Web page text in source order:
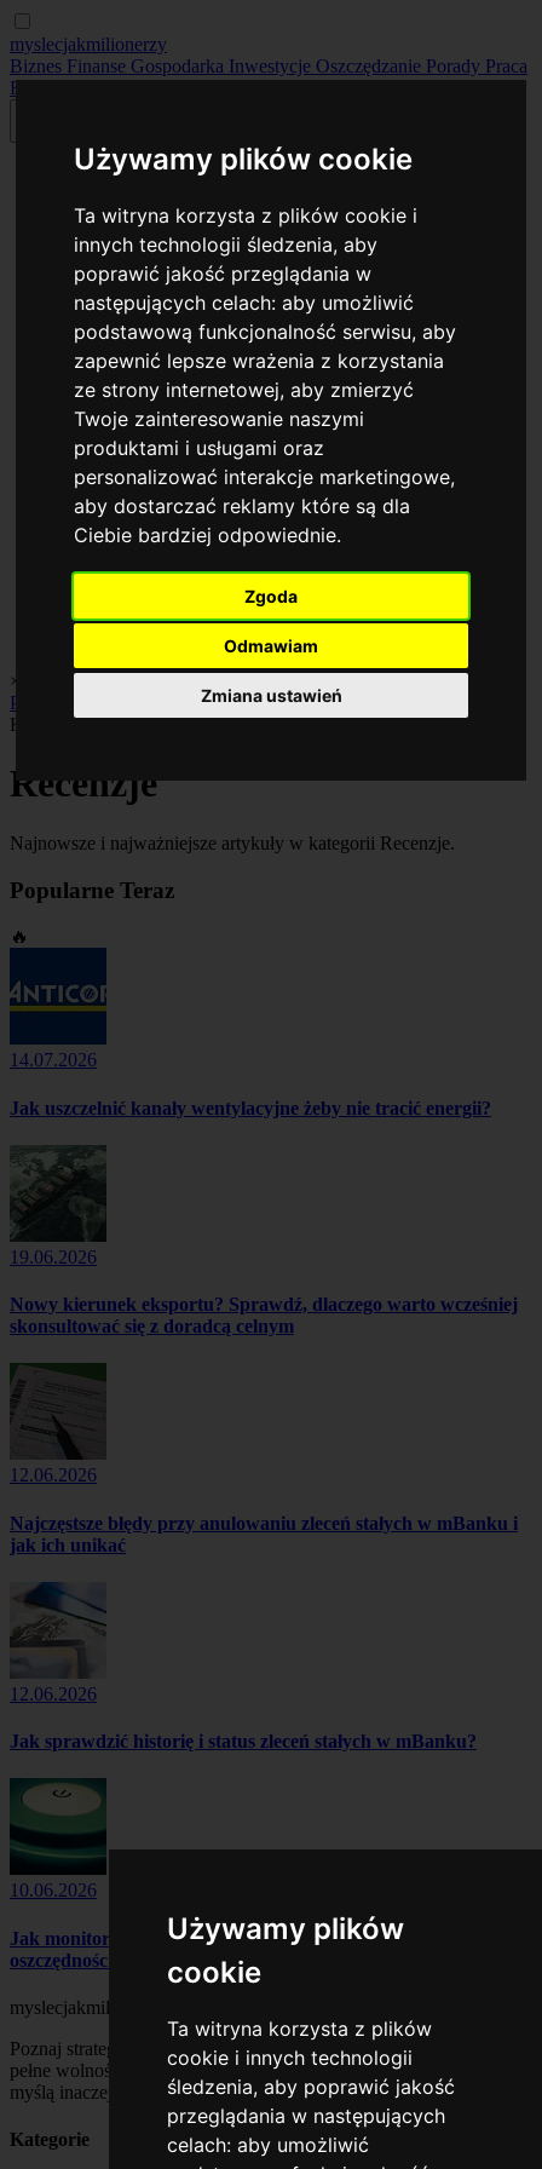
Używamy plików cookie
Ta witryna korzysta z plików cookie i
innych technologii śledzenia, aby
poprawić jakość przeglądania w
następujących celach:aby umożliwić
podstawową funkcjonalność serwisu,aby
zapewnić lepsze wrażenia z korzystania
ze strony internetowej,aby zmierzyć
Twoje zainteresowanie naszymi
produktami i usługami oraz
personalizować interakcje marketingowe,
aby dostarczać reklamy które są dla
Ciebie bardziej odpowiednie.
Zgoda
Odmawiam
Zmiana ustawień
Używamy plików
cookie
Ta witryna korzysta z plików
cookie i innych technologii
śledzenia, aby poprawić jakość
przeglądania w następujących
celach: aby umożliwić
myslecjakmilionerzy
Biznes Finanse Gospodarka Inwestycje Oszczędzanie Porady Praca
Rankingi
× Biznes
Porady
Praca
Kategoria
Recenzje
Najnowsze i najważniejsze artykuły w kategorii Recenzje.
Popularne Teraz
🔥
14.07.2026
Jak uszczelnić kanały wentylacyjne żeby nie tracić energii?
19.06.2026
Nowy kierunek eksportu? Sprawdź, dlaczego warto wcześniej
skonsultować się z doradcą celnym
12.06.2026
Najczęstsze błędy przy anulowaniu zleceń stałych w mBanku i
jak ich unikać
12.06.2026
Jak sprawdzić historię i status zleceń stałych w mBanku?
10.06.2026
Jak monitorować zużycie energii elektrycznej w Tauronie z
oszczędnościami
myslecjakmilionerzy
Poznaj strategie milionerów, rozwijaj mindset sukcesu i buduj życie
pełne wolności finansowej. Dołącz do społeczności ludzi, którzy
myślą inaczej – myśl jak milioner!
Kategorie